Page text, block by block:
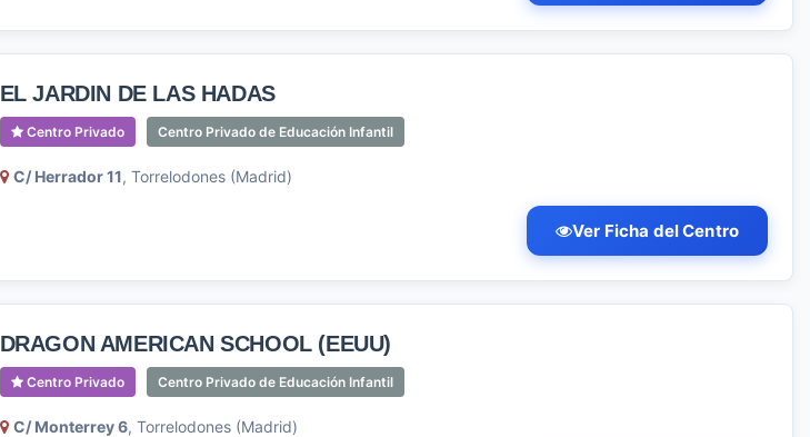
EL JARDIN DE LAS HADAS
Centro Privado Centro Privado de Educación Infantil
C/ Herrador 11, Torrelodones (Madrid)
Ver Ficha del Centro
DRAGON AMERICAN SCHOOL (EEUU)
Centro Privado Centro Privado de Educación Infantil
C/ Monterrey 6, Torrelodones (Madrid)